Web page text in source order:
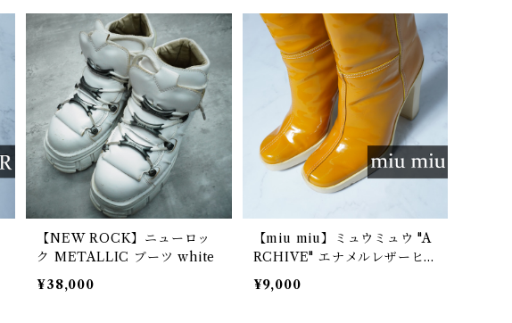
【NEW ROCK】ニューロッ
ク METALLIC ブーツ white
¥38,000
【miu miu】ミュウミュウ "A
RCHIVE" エナメルレザーヒ
ールロングブーツ 箱付 yello
w
¥9,000